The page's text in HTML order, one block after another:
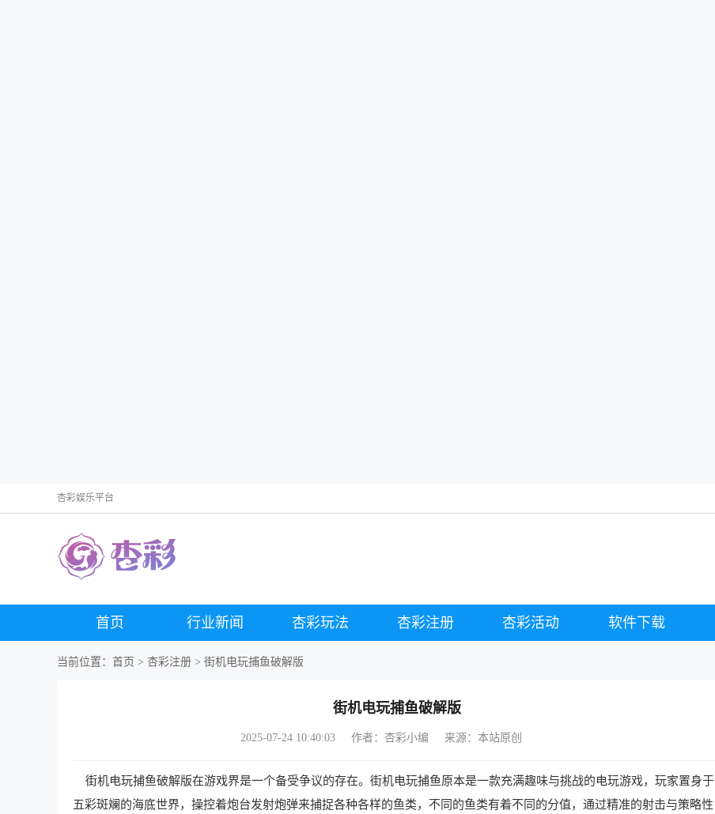
杏彩娱乐平台
首页 行业新闻 杏彩玩法 杏彩注册 杏彩活动 软件下载
当前位置： 首页 > 杏彩注册 > 街机电玩捕鱼破解版
街机电玩捕鱼破解版
2025-07-24 10:40:03 作者：杏彩小编 来源：本站原创
街机电玩捕鱼破解版在游戏界是一个备受争议的存在。街机电玩捕鱼原本是一款充满趣味与挑战的电玩游戏，玩家置身于
五彩斑斓的海底世界，操控着炮台发射炮弹来捕捉各种各样的鱼类，不同的鱼类有着不同的分值，通过精准的射击与策略性